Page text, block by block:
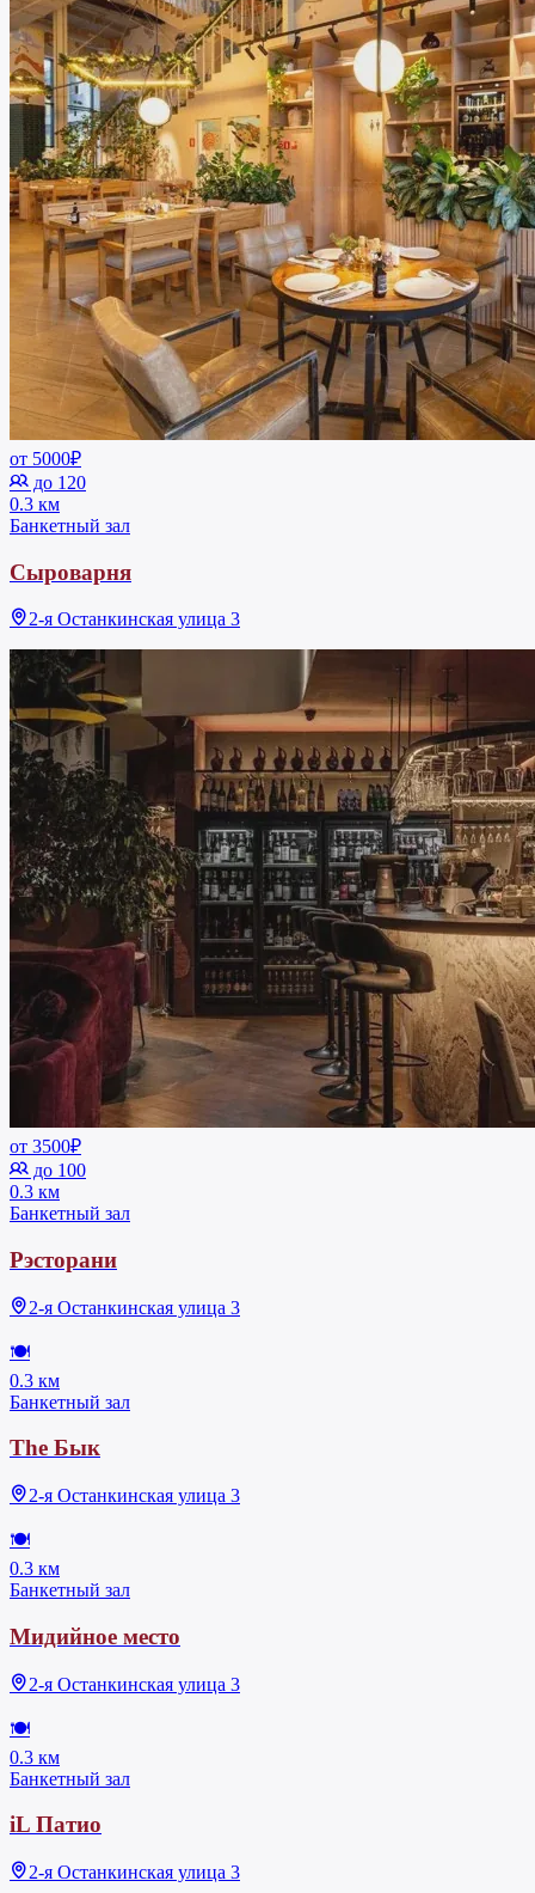
от 5000₽
до 120
0.3 км
Банкетный зал
Сыроварня
2-я Останкинская улица 3
от 3500₽
до 100
0.3 км
Банкетный зал
Рэсторани
2-я Останкинская улица 3
🍽
0.3 км
Банкетный зал
The Бык
2-я Останкинская улица 3
🍽
0.3 км
Банкетный зал
Мидийное место
2-я Останкинская улица 3
🍽
0.3 км
Банкетный зал
iL Патио
2-я Останкинская улица 3